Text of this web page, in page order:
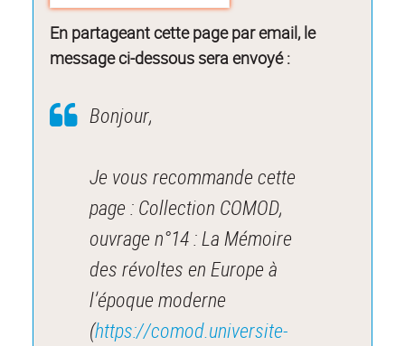
En partageant cette page par email, le
message ci-dessous sera envoyé :
Bonjour,
Je vous recommande cette
page : Collection COMOD,
ouvrage n°14 : La Mémoire
des révoltes en Europe à
l’époque moderne
(https://comod.universite-